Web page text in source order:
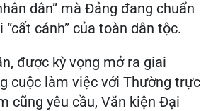
dân” mà Đảng đang chuẩn
cánh” của toàn dân tộc.
được kỳ vọng mở ra giai
cuộc làm việc với Thường trực
cũng yêu cầu, Văn kiện Đại